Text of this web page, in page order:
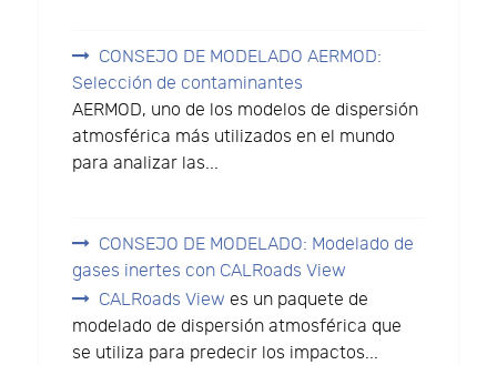
CONSEJO DE MODELADO AERMOD:
Selección de contaminantes
AERMOD, uno de los modelos de dispersión
atmosférica más utilizados en el mundo
para analizar las...
CONSEJO DE MODELADO: Modelado de
gases inertes con CALRoads View
CALRoads View es un paquete de
modelado de dispersión atmosférica que
se utiliza para predecir los impactos...